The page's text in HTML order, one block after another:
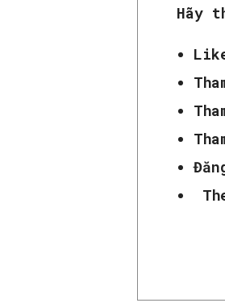
Hãy